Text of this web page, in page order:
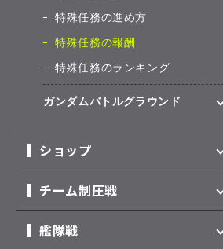
特殊任務の進め方
特殊任務の報酬
特殊任務のランキング
ガンダムバトルグラウンド
ショップ
チーム制圧戦
艦隊戦